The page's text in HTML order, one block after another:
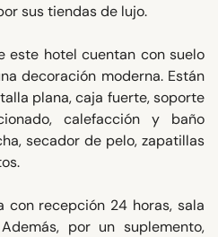
sus tiendas de lujo.
este hotel cuentan con suelo
decoración moderna. Están
plana, caja fuerte, soporte
calefacción y baño
secador de pelo, zapatillas
con recepción 24 horas, sala
por un suplemento,